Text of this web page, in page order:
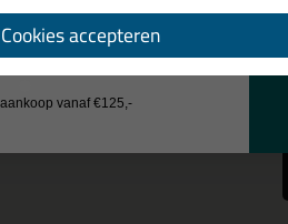
nee
Cookies accepteren
geen cadeau
vanaf €125,-